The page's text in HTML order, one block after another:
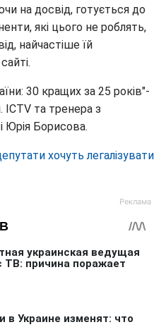
на досвід, готується до
які цього не роблять,
найчастіше їй
30 кращих за 25 років"-
ICTV та тренера з
Юрія Борисова.
хочуть легалізувати